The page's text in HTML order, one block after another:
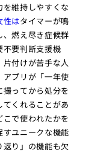
維持しやすくな
性はタイマーが鳴
、燃え尽き症候群
不要判断支援機
付けが苦手な人
プリが「一年使
ってから処分を
くれることがあ
で使われたかを
ユニークな機能
り」の機能も欠